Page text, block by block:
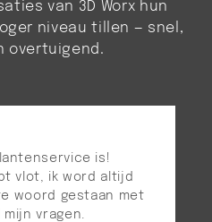
van 3D Worx hun
niveau tillen — snel,
overtuigend.
is!
vlot, ik word altijd
woord gestaan met
vragen.